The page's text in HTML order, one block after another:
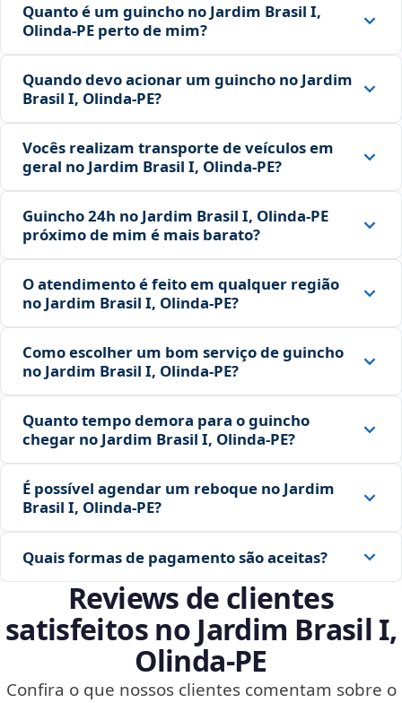
Quanto é um guincho no Jardim Brasil I,
Olinda‑PE perto de mim?
Quando devo acionar um guincho no Jardim
Brasil I, Olinda‑PE?
Vocês realizam transporte de veículos em
geral no Jardim Brasil I, Olinda‑PE?
Guincho 24h no Jardim Brasil I, Olinda‑PE
próximo de mim é mais barato?
O atendimento é feito em qualquer região
no Jardim Brasil I, Olinda‑PE?
Como escolher um bom serviço de guincho
no Jardim Brasil I, Olinda‑PE?
Quanto tempo demora para o guincho
chegar no Jardim Brasil I, Olinda‑PE?
É possível agendar um reboque no Jardim
Brasil I, Olinda‑PE?
Quais formas de pagamento são aceitas?
Reviews de clientes
satisfeitos no Jardim Brasil I,
Olinda‑PE
Confira o que nossos clientes comentam sobre o